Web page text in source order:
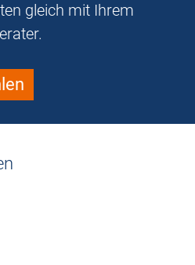
gleich mit Ihrem